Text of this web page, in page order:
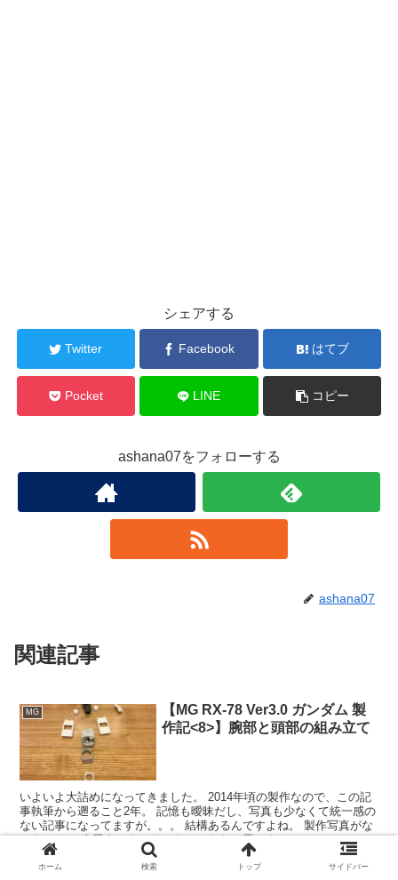
シェアする
Twitter Facebook はてブ
Pocket LINE コピー
ashana07をフォローする
ashana07
関連記事
MG
【MG RX-78 Ver3.0 ガンダム 製
作記<8>】腕部と頭部の組み立て
いよいよ大詰めになってきました。 2014年頃の製作なので、この記
事執筆から遡ること2年。 記憶も曖昧だし、写真も少なくて統一感の
ない記事になってますが。。。 結構あるんですよね。 製作写真がな
いキット。 今思うともったいなかったなと思いま...
ホーム 検索 トップ サイドバー